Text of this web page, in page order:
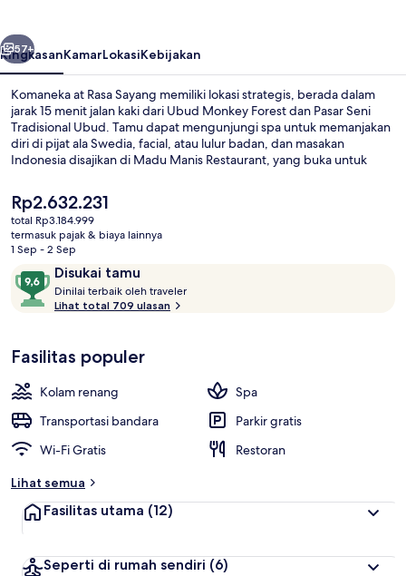
Berikutnya
57+
RingkasanKamarLokasiKebijakan
Komaneka at Rasa Sayang memiliki lokasi strategis, berada dalam
jarak 15 menit jalan kaki dari Ubud Monkey Forest dan Pasar Seni
Tradisional Ubud. Tamu dapat mengunjungi spa untuk memanjakan
diri di pijat ala Swedia, facial, atau lulur badan, dan masakan
Indonesia disajikan di Madu Manis Restaurant, yang buka untuk
meliputi kolam renang outdoor, bar/lounge, dan kamar uap. Staf
dan lokasi mendapatkan nilai yang bagus dari para traveler.
Harga
saat
ini
Rp2.632.231
Rp2.632.231
total Rp3.184.999
termasuk pajak & biaya lainnya
1 Sep - 2 Sep
Ulasan Disukai tamu
9,6
dari
10,
tamu
Dinilai terbaik oleh traveler
i
l
Lihat total 709 ulasan
Fasilitas populer
Kolam renang
Spa
Transportasi bandara
Parkir gratis
Wi-Fi Gratis
Restoran
Lihat semua
Fasilitas utama (12)
Seperti di rumah sendiri (6)